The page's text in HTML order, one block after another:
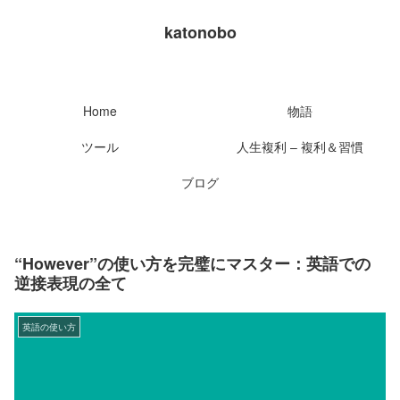
katonobo
Home
物語
ツール
人生複利 – 複利＆習慣
ブログ
“However”の使い方を完璧にマスター：英語での
逆接表現の全て
英語の使い方